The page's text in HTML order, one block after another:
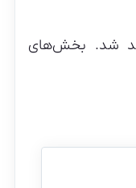
شد. بخش‌های